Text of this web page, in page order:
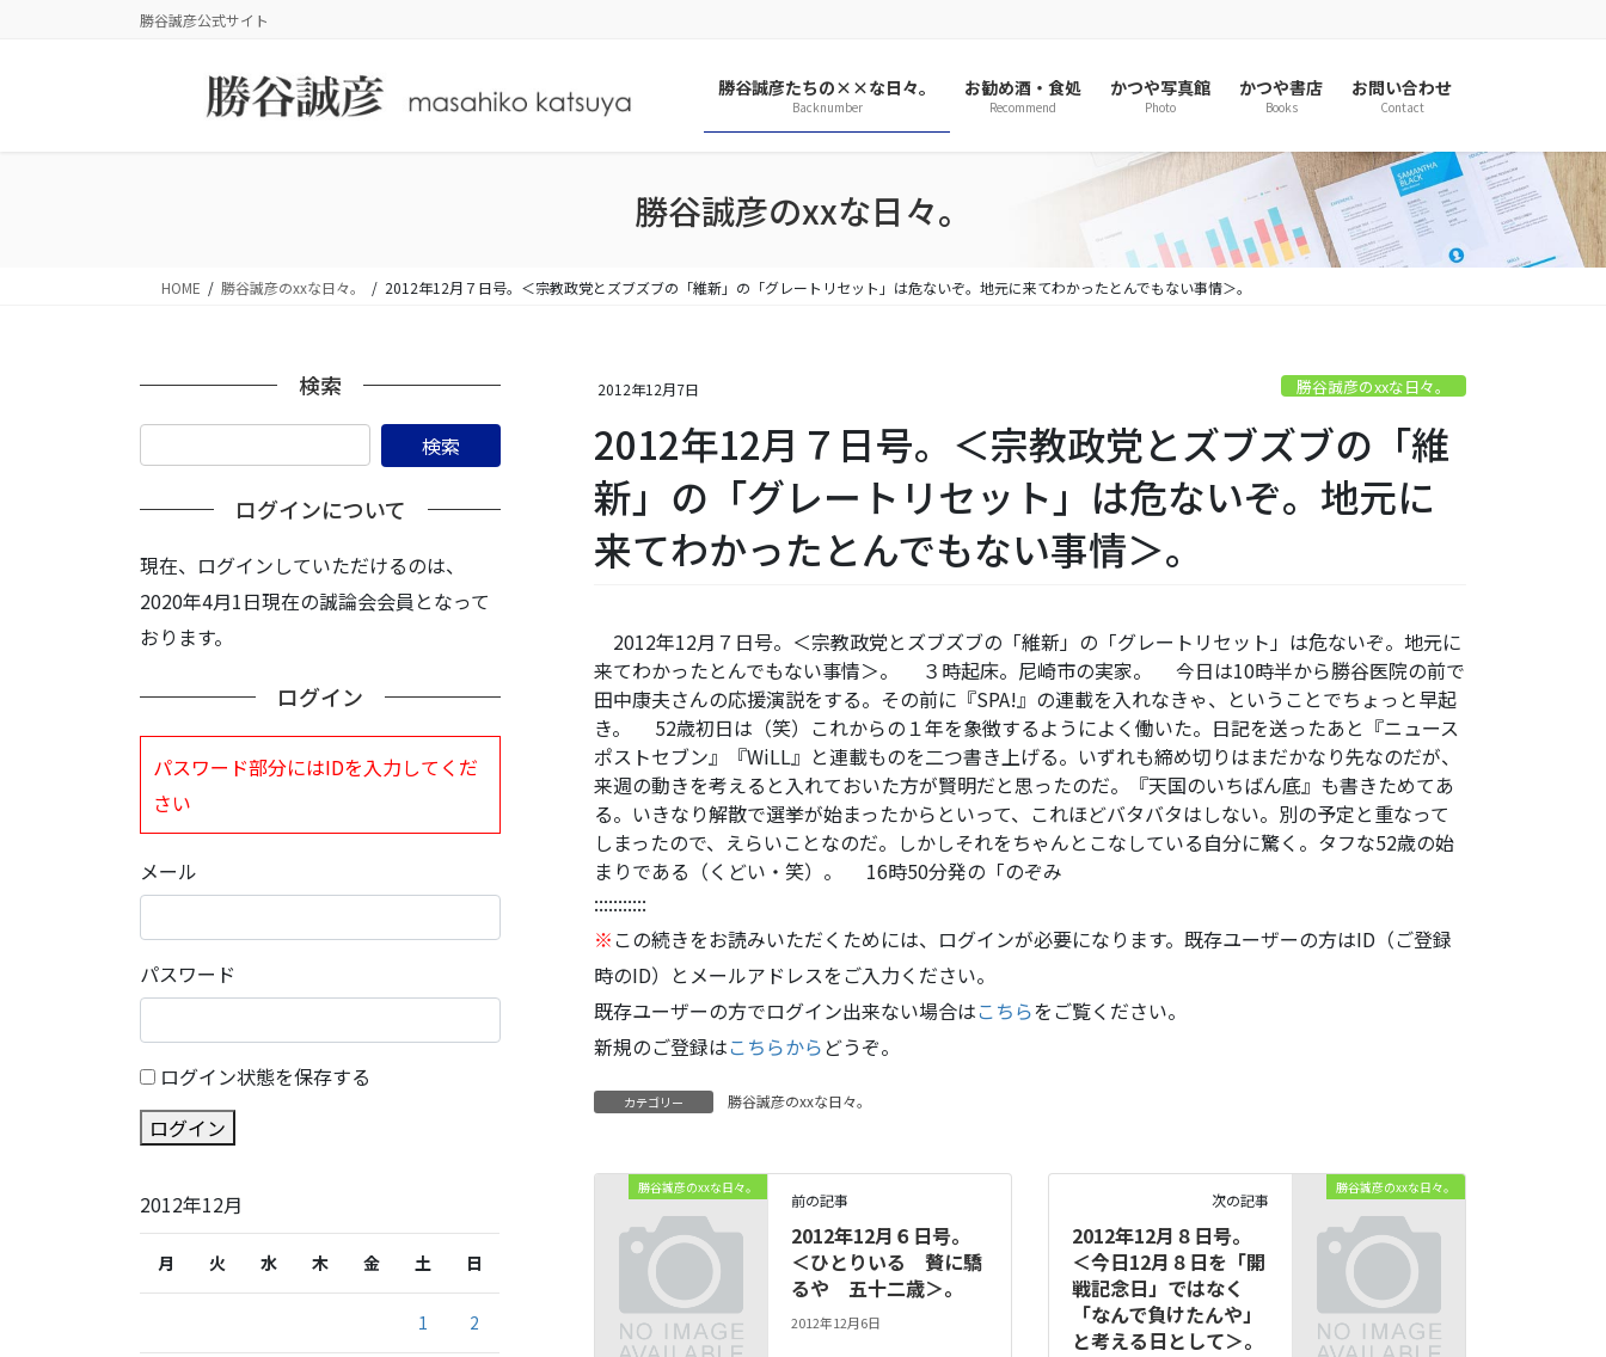
勝谷誠彦公式サイト
勝谷誠彦たちの××な日々。
Backnumber
お勧め酒・食処
Recommend
かつや写真館
Photo
かつや書店
Books
お問い合わせ
Contact
勝谷誠彦のxxな日々。
HOME 勝谷誠彦のxxな日々。 2012年12月７日号。＜宗教政党とズブズブの「維新」の「グレートリセット」は危ないぞ。地元に来てわかったとんでもない事情＞。
2012年12月7日 勝谷誠彦のxxな日々。
2012年12月７日号。＜宗教政党とズブズブの「維
新」の「グレートリセット」は危ないぞ。地元に
来てわかったとんでもない事情＞。
2012年12月７日号。＜宗教政党とズブズブの「維新」の「グレートリセット」は危ないぞ。地元に
来てわかったとんでもない事情＞。 ３時起床。尼崎市の実家。 今日は10時半から勝谷医院の前で
田中康夫さんの応援演説をする。その前に『SPA!』の連載を入れなきゃ、ということでちょっと早起
き。 52歳初日は（笑）これからの１年を象徴するようによく働いた。日記を送ったあと『ニュース
ポストセブン』『WiLL』と連載ものを二つ書き上げる。いずれも締め切りはまだかなり先なのだが、
来週の動きを考えると入れておいた方が賢明だと思ったのだ。『天国のいちばん底』も書きためてあ
る。いきなり解散で選挙が始まったからといって、これほどバタバタはしない。別の予定と重なって
しまったので、えらいことなのだ。しかしそれをちゃんとこなしている自分に驚く。タフな52歳の始
まりである（くどい・笑）。 16時50分発の「のぞみ
:::::::::::
※ この続きをお読みいただくためには、ログインが必要になります。既存ユーザーの方はID（ご登録
時のID）とメールアドレスをご入力ください。
既存ユーザーの方でログイン出来ない場合はこちらをご覧ください。
新規のご登録はこちらから どうぞ。
カテゴリー 勝谷誠彦のxxな日々。
勝谷誠彦のxxな日々。
前の記事
2012年12月６日号。
＜ひとりいる 贅に驕
るや 五十二歳＞。
2012年12月6日
勝谷誠彦のxxな日々。
次の記事
2012年12月８日号。
＜今日12月８日を「開
戦記念日」ではなく
「なんで負けたんや」
と考える日として＞。
検索
ログインについて
現在、ログインしていただけるのは、
2020年4月1日現在の誠論会会員となって
おります。
ログイン
パスワード部分にはIDを入力してくだ
さい
メール
パスワード
ログイン状態を保存する
ログイン
2012年12月
月 火 水 木 金 土 日
1 2